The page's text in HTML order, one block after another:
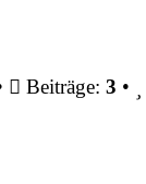
Beiträge: 3 •